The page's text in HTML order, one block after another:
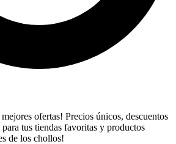
ofertas! Precios únicos, descuentos
tus tiendas favoritas y productos
de los chollos!